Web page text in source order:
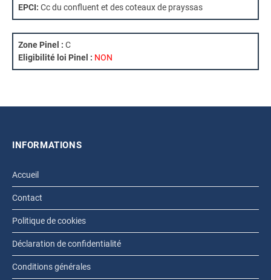
EPCI: Cc du confluent et des coteaux de prayssas
Zone Pinel : C
Eligibilité loi Pinel : NON
INFORMATIONS
Accueil
Contact
Politique de cookies
Déclaration de confidentialité
Conditions générales